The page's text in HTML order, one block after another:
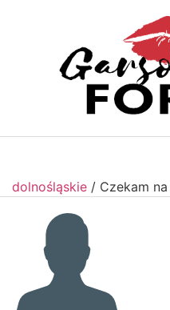
dolnośląskie / Czekam